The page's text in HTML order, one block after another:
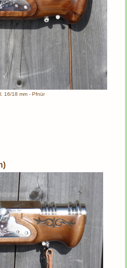
16/18 mm - Pfnür